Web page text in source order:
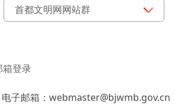
箱登录
电子邮箱：webmaster@bjwmb.gov.cn